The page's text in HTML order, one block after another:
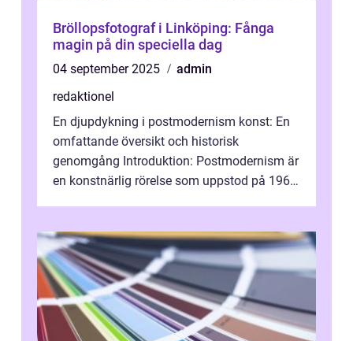
Bröllopsfotograf i Linköping: Fånga
magin på din speciella dag
04 september 2025
admin
redaktionel
En djupdykning i postmodernism konst: En
omfattande översikt och historisk
genomgång Introduktion: Postmodernism är
en konstnärlig rörelse som uppstod på 1960-